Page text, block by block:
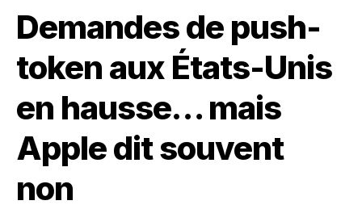
Demandes de push-
token aux États-Unis
en hausse… mais
Apple dit souvent
non